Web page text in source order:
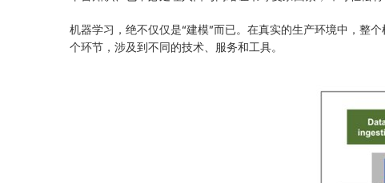
机器学习，绝不仅仅是“建模”而已。在真实的生产环境中，整
个环节，涉及到不同的技术、服务和工具。